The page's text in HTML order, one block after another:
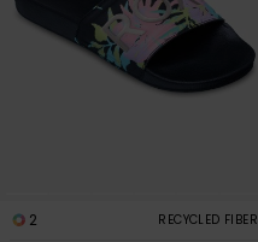
2 RECYCLED FIBER